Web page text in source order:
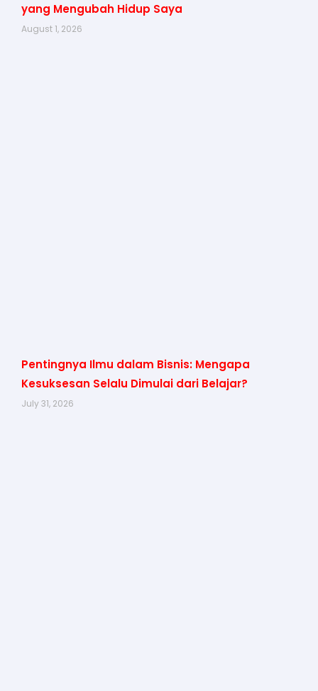
yang Mengubah Hidup Saya
August 1, 2026
Pentingnya Ilmu dalam Bisnis: Mengapa
Kesuksesan Selalu Dimulai dari Belajar?
July 31, 2026